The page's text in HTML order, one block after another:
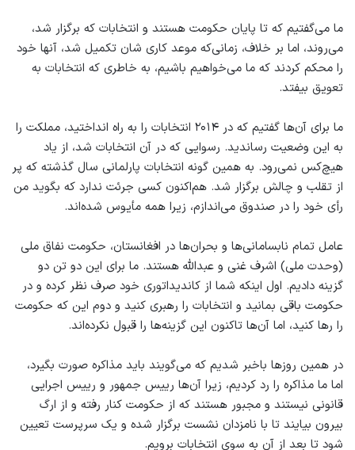
ما می‌گفتیم که تا پایان حکومت هستند و انتخابات که برگزار شد،
می‌روند، اما بر خلاف، زمانی‌که موعد کاری شان تکمیل شد، آنها خود
را محکم کردند که ما می‌خواهیم باشیم، به خاطری ‌که انتخابات به
تعویق بیفتد.
ما برای آن‌ها گفتیم که در ۲۰۱۴ انتخابات را به راه انداختید، مملکت را
به این وضعیت رساندید. رسوایی که در آن انتخابات شد، از یاد
هیچ‌کس نمی‌رود. به همین گونه انتخابات پارلمانی سال گذشته که پر
از تقلب و چالش برگزار شد. هم‌اکنون کسی جرئت ندارد که بگوید من
رأی خود را در صندوق می‌اندازم، زیرا همه مأیوس شده‌اند.
عامل تمام نابسامانی‌ها و بحران‌ها در افغانستان، حکومت نفاق ملی
(وحدت ملی) اشرف غنی و عبدالله هستند. ما برای این دو تن دو
گزینه دادیم. اول اینکه شما از کاندیداتوری خود صرف نظر کرده و در
حکومت باقی بمانید و انتخابات را رهبری کنید و دوم این که حکومت
را رها کنید، اما آن‌ها تاکنون این گزینه‌ها را قبول نکرده‌اند.
در همین روز‌ها باخبر شدیم که می‌گویند باید مذاکره صورت بگیرد،
اما ما مذاکره را رد کردیم، زیرا آن‌ها رییس جمهور و رییس اجرایی
قانونی نیستند و مجبور هستند که از حکومت کنار رفته و از ارگ
بیرون بیایند تا با نامزدان نشست برگزار شده و یک سرپرست تعیین
شود تا بعد از آن به سوی انتخابات برویم.